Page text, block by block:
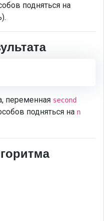
подняться на
переменная second
подняться на n